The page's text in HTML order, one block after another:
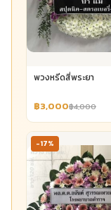
พวงหรีดสี่พระยา
฿3,000฿4,000
-17%